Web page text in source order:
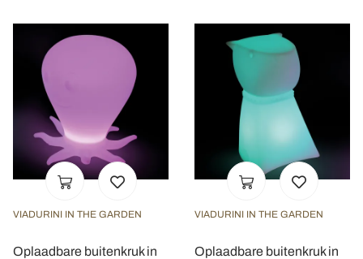
VIADURINI IN THE GARDEN
Oplaadbare buitenkruk in
VIADURINI IN THE GARDEN
Oplaadbare buitenkruk in